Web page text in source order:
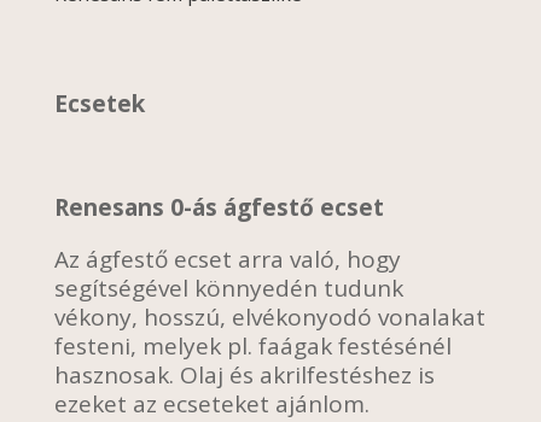
Ecsetek
Renesans 0-ás ágfestő ecset
Az ágfestő ecset arra való, hogy
segítségével könnyedén tudunk
vékony, hosszú, elvékonyodó vonalakat
festeni, melyek pl. faágak festésénél
hasznosak. Olaj és akrilfestéshez is
ezeket az ecseteket ajánlom.